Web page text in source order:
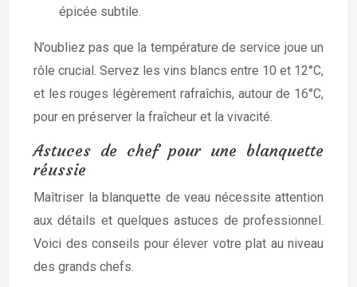
épicée subtile.
N’oubliez pas que la température de service joue un
rôle crucial. Servez les vins blancs entre 10 et 12°C,
et les rouges légèrement rafraîchis, autour de 16°C,
pour en préserver la fraîcheur et la vivacité.
Astuces de chef pour une blanquette
réussie
Maîtriser la blanquette de veau nécessite attention
aux détails et quelques astuces de professionnel.
Voici des conseils pour élever votre plat au niveau
des grands chefs.